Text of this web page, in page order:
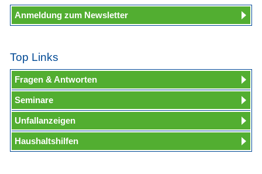
Anmeldung zum Newsletter
Top Links
Fragen & Antworten
Seminare
Unfallanzeigen
Haushaltshilfen